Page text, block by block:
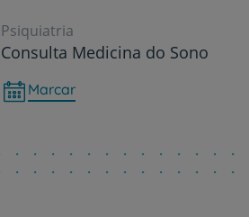
Psiquiatria
Consulta Medicina do Sono
Marcar